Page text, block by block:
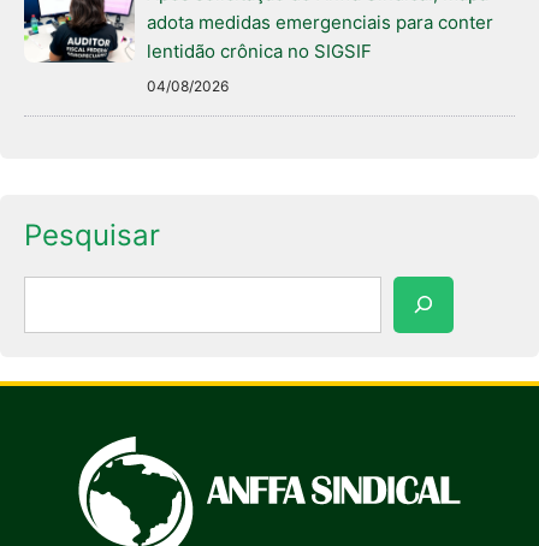
adota medidas emergenciais para conter
lentidão crônica no SIGSIF
04/08/2026
Pesquisar